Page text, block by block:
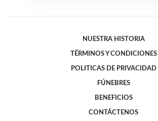
NUESTRA HISTORIA
TÉRMINOS Y CONDICIONES
POLITICAS DE PRIVACIDAD
FÚNEBRES
BENEFICIOS
CONTÁCTENOS